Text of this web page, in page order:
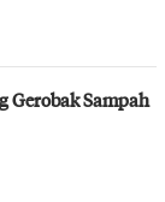
Gerobak Sampah